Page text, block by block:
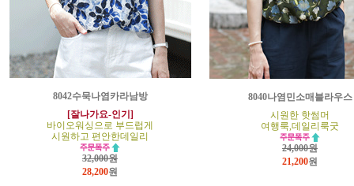
8042수묵나염카라남방
[잘나가요-인기]
바이오워싱으로 부드럽게
시원하고 편안한데일리
32,000원
28,200원
8040나염민소매블라우스
시원한 핫썸머
여행룩,데일리룩굿
24,000원
21,200원